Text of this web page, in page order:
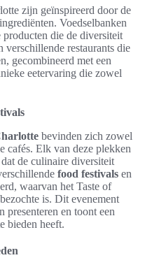
zijn geïnspireerd door de
Voedselbanken
die de diversiteit
restaurants die
gecombineerd met een
eetervaring die zowel
bevinden zich zowel
cafés. Elk van deze plekken
de culinaire diversiteit
food festivals en
waarvan het Taste of
is. Dit evenement
presenteren en toont een
bieden heeft.